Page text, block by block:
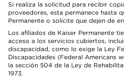
Si realiza la solicitud para recibir
proveedores, esta permanece hasta
Permanente o solicite que dejen de
Los afiliados de Kaiser Permanente
acceso a los servicios cubiertos,
discapacidad, como lo exige la Ley
Discapacidades (Federal Americans
la sección 504 de la Ley de
1973.